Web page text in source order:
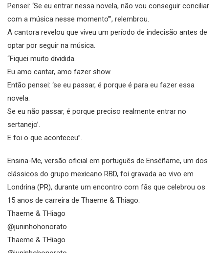
Pensei: ‘Se eu entrar nessa novela, não vou conseguir conciliar
com a música nesse momento’”, relembrou.
A cantora revelou que viveu um período de indecisão antes de
optar por seguir na música.
“Fiquei muito dividida.
Eu amo cantar, amo fazer show.
Então pensei: ‘se eu passar, é porque é para eu fazer essa
novela.
Se eu não passar, é porque preciso realmente entrar no
sertanejo’.
E foi o que aconteceu”.
Ensina-Me, versão oficial em português de Enséñame, um dos
clássicos do grupo mexicano RBD, foi gravada ao vivo em
Londrina (PR), durante um encontro com fãs que celebrou os
15 anos de carreira de Thaeme & Thiago.
Thaeme & THiago
@juninhohonorato
Thaeme & THiago